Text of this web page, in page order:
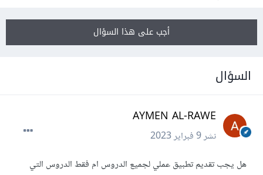
أجب على هذا السؤال
السؤال
AYMEN AL-RAWE
نشر9 فبراير 2023
هل يجب تقديم تطبيق عملي لجميع الدروس ام فقط الدروس التي